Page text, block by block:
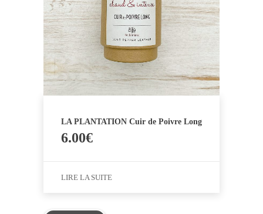
LA PLANTATION Cuir de Poivre Long
6.00€
LIRE LA SUITE